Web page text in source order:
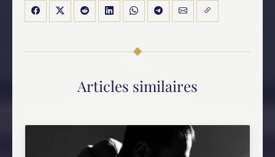
Articles similaires